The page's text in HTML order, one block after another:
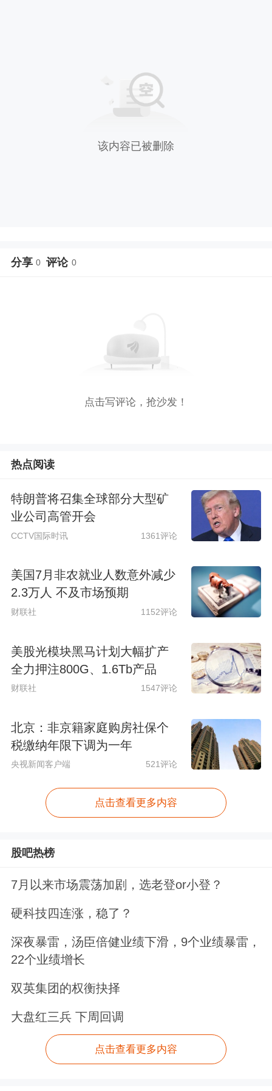
该内容已被删除
分享 0 评论 0
点击写评论，抢沙发！
热点阅读
特朗普将召集全球部分大型矿
业公司高管开会
CCTV国际时讯 1361评论
美国7月非农就业人数意外减少
2.3万人 不及市场预期
财联社 1152评论
美股光模块黑马计划大幅扩产
全力押注800G、1.6Tb产品
财联社 1547评论
北京：非京籍家庭购房社保个
税缴纳年限下调为一年
央视新闻客户端 521评论
点击查看更多内容
股吧热榜
7月以来市场震荡加剧，选老登or小登？
硬科技四连涨，稳了？
深夜暴雷，汤臣倍健业绩下滑，9个业绩暴雷，
22个业绩增长
双英集团的权衡抉择
大盘红三兵 下周回调
点击查看更多内容